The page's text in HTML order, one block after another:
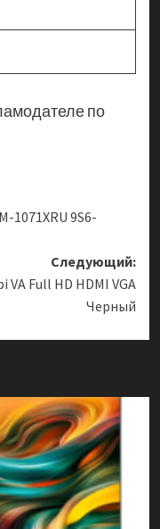
по
1071XRU 9S6-
Следующий:
VA Full HD HDMI VGA
Черный